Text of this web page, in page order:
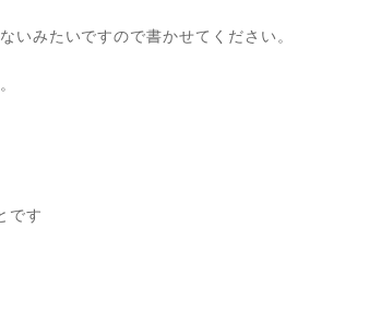
いみたいですので書かせてください。
です